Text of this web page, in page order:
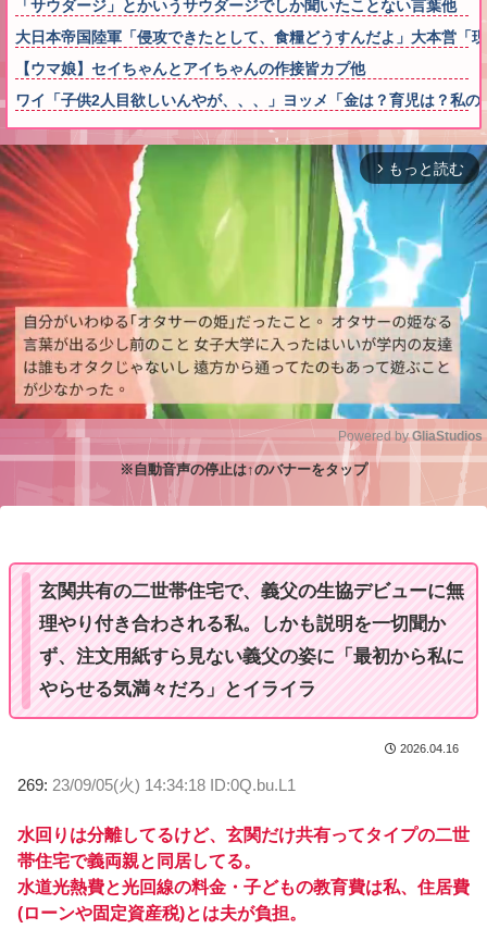
「サウダージ」とかいうサウダージでしか聞いたことない言葉他
大日本帝国陸軍「侵攻できたとして、食糧どうすんだよ」大本営「
【ウマ娘】セイちゃんとアイちゃんの作接皆カプ他
ワイ「子供2人目欲しいんやが、、、」ヨッメ「金は？育児は？私
arrow_forward_ios もっと読む
Powered by GliaStudios
※自動音声の停止は↑のバナーをタップ
玄関共有の二世帯住宅で、義父の生協デビューに無
理やり付き合わされる私。しかも説明を一切聞か
ず、注文用紙すら見ない義父の姿に「最初から私に
やらせる気満々だろ」とイライラ
2026.04.16
269: 23/09/05(火) 14:34:18 ID:0Q.bu.L1
水回りは分離してるけど、玄関だけ共有ってタイプの二世
帯住宅で義両親と同居してる。
水道光熱費と光回線の料金・子どもの教育費は私、住居費
(ローンや固定資産税)とは夫が負担。